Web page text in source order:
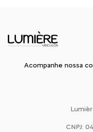
Acompanhe nossa
CNPJ: